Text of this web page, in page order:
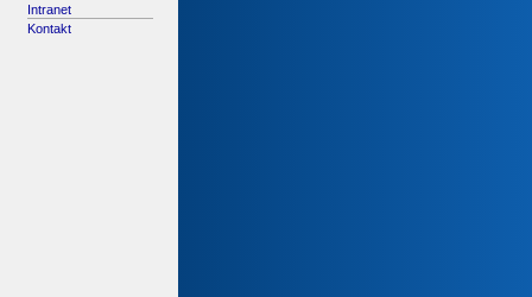
Intranet
Kontakt